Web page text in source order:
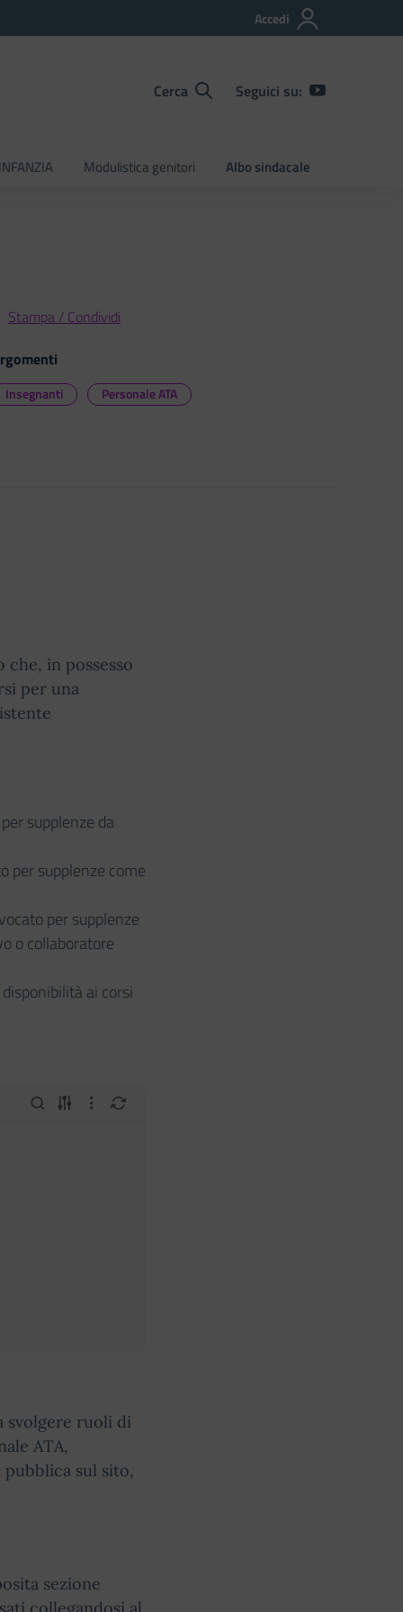
Accedi
Cerca Seguici su:
INFANZIA Modulistica genitori Albo sindacale
Stampa / Condividi
Insegnanti Personale ATA
in possesso
per una
supplenze da
per supplenze come
per supplenze
o collaboratore
ai corsi
svolgere ruoli di
ATA,
pubblica sul sito,
sezione